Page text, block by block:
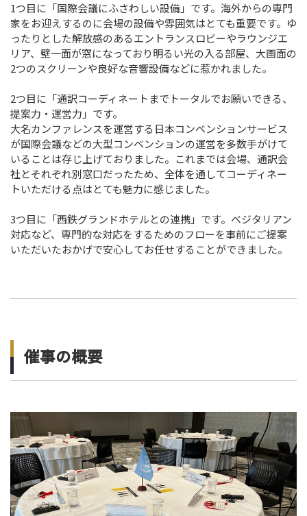
1つ目に「国際会議にふさわしい設備」です。海外からの専門
家をお迎えするのに会場の設備や雰囲気はとても重要です。ゆ
ったりとした解放感のあるエントランスロビーやラウンジエ
リア、壁一面が窓になっており明るい光の入る部屋、大画面の
2つのスクリーンや良好な音響設備などに惹かれました。
2つ目に「通訳コーディネートまでトータルでお願いできる、
提案力・運営力」です。
大名カンファレンスを運営する日本コンベンションサービス
が国際会議などの大型コンベンションの運営を多数手がけて
いることは存じ上げておりました。これまでは会場、通訳会
社とそれぞれ別窓口だったため、全体を通してコーディネー
トいただける点はとても魅力に感じました。
3つ目に「西鉄グランドホテルとの連携」です。ベジタリアン
対応など、専門的な対応をするためのフローを事前にご提案
いただいたおかげで安心してお任せすることができました。
催事の概要